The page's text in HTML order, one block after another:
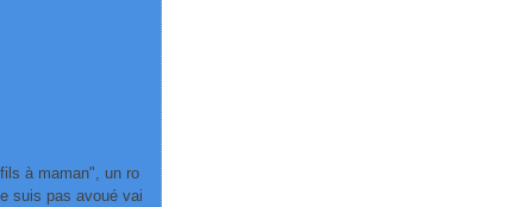
à maman", un ro
suis pas avoué vai